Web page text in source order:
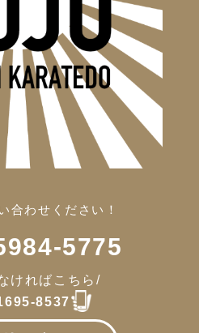
合わせください！
5775
ければこちら/
8537